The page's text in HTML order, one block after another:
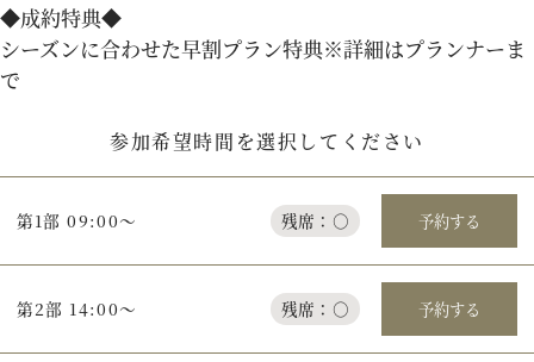
資料請求
◆成約特典◆
シーズンに合わせた早割プラン特典※詳細はプランナーま
で
参加希望時間を選択してください
第1部 09:00～ 残席：○ 予約する
第2部 14:00～ 残席：○ 予約する